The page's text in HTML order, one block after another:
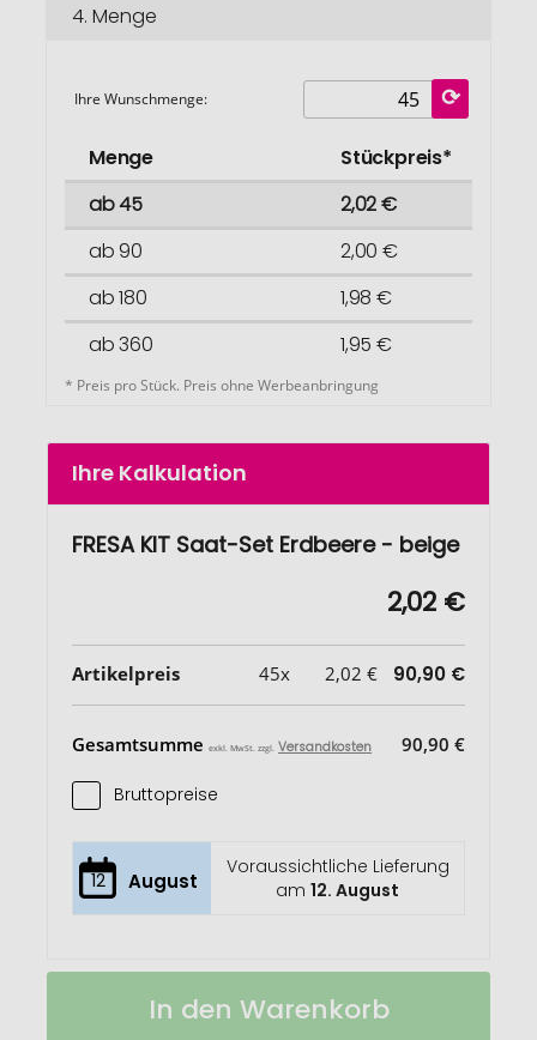
4. Menge
Ihre Wunschmenge:
Menge
Stückpreis*
ab 45
2,02 €
ab 90
2,00 €
ab 180
1,98 €
ab 360
1,95 €
* Preis pro Stück. Preis ohne Werbeanbringung
Ihre Kalkulation
FRESA KIT Saat-Set Erdbeere - beige
2,02 €
Artikelpreis 45x 2,02 € 90,90 €
Gesamtsumme exkl. MwSt. zzgl. Versandkosten 90,90 €
Bruttopreise
12 August
Voraussichtliche Lieferung
am12. August
FRESA
Auf
In den Warenkorb